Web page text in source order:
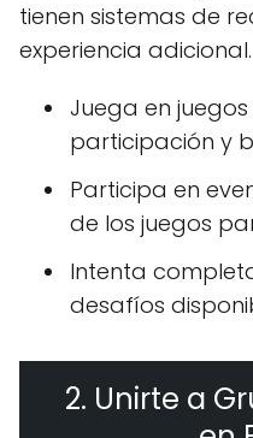
tienen sistemas de
experiencia adicional.
Juega en
participación y
Participa en
de los juegos
Intenta
desafíos
2. Unirte a